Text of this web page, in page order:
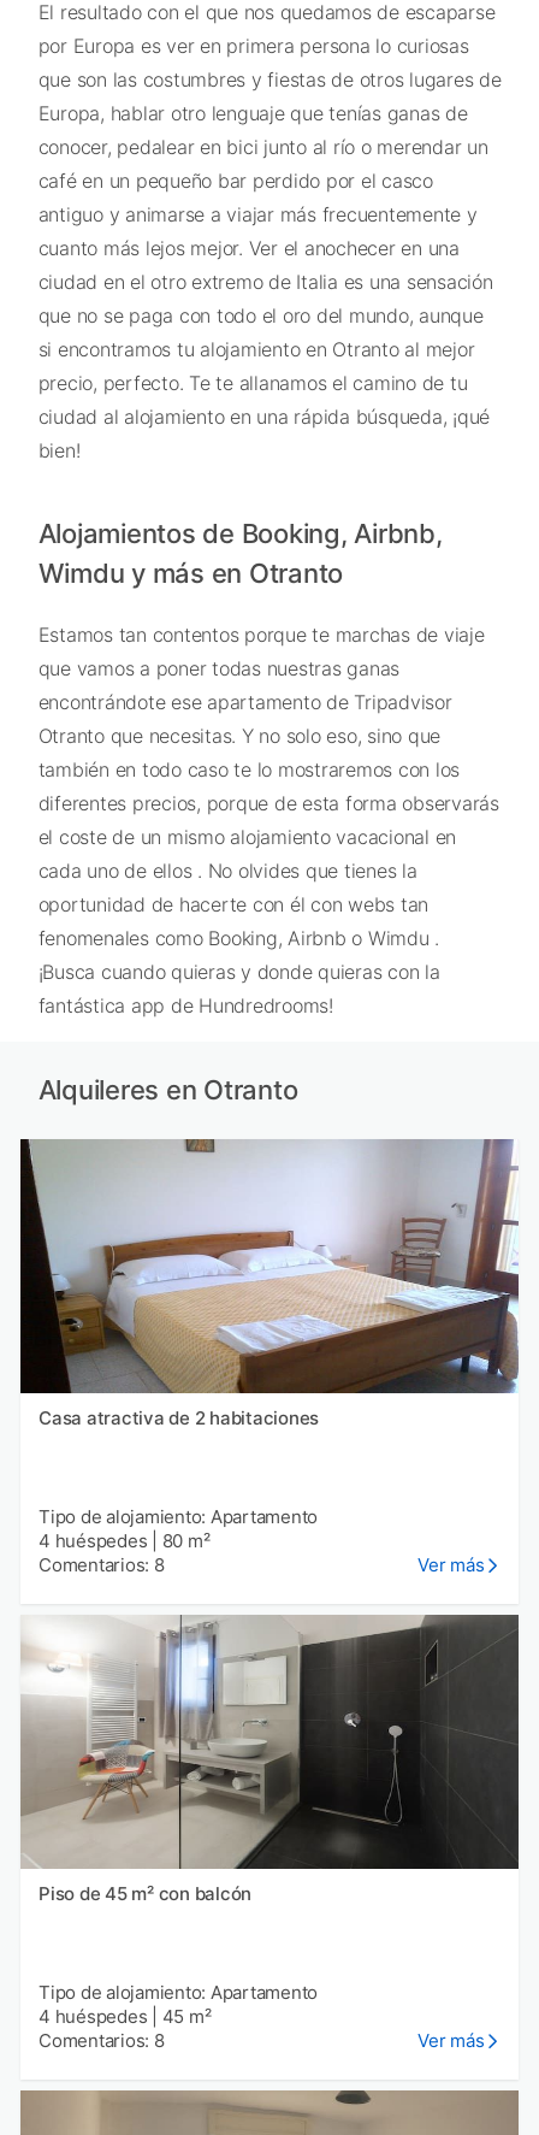
El resultado con el que nos quedamos de escaparse
por Europa es ver en primera persona lo curiosas
que son las costumbres y fiestas de otros lugares de
Europa, hablar otro lenguaje que tenías ganas de
conocer, pedalear en bici junto al río o merendar un
café en un pequeño bar perdido por el casco
antiguo y animarse a viajar más frecuentemente y
cuanto más lejos mejor. Ver el anochecer en una
ciudad en el otro extremo de Italia es una sensación
que no se paga con todo el oro del mundo, aunque
si encontramos tu alojamiento en Otranto al mejor
precio, perfecto. Te te allanamos el camino de tu
ciudad al alojamiento en una rápida búsqueda, ¡qué
bien!
Alojamientos de Booking, Airbnb,
Wimdu y más en Otranto
Estamos tan contentos porque te marchas de viaje
que vamos a poner todas nuestras ganas
encontrándote ese apartamento de Tripadvisor
Otranto que necesitas. Y no solo eso, sino que
también en todo caso te lo mostraremos con los
diferentes precios, porque de esta forma observarás
el coste de un mismo alojamiento vacacional en
cada uno de ellos . No olvides que tienes la
oportunidad de hacerte con él con webs tan
fenomenales como Booking, Airbnb o Wimdu .
¡Busca cuando quieras y donde quieras con la
fantástica app de Hundredrooms!
Alquileres en Otranto
Casa atractiva de 2 habitaciones
Tipo de alojamiento: Apartamento
4 huéspedes
80 m²
Comentarios: 8
Ver más
Piso de 45 m² con balcón
Tipo de alojamiento: Apartamento
4 huéspedes
45 m²
Comentarios: 8
Ver más